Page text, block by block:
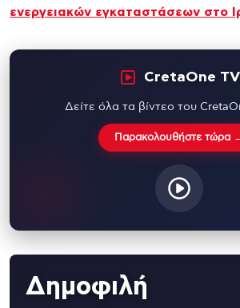
ενεργειακών εγκαταστάσεων στο
CretaOne TV
Δείτε όλα τα βίντεο του
Παρακολουθήστε τώρα
Δημοφιλή